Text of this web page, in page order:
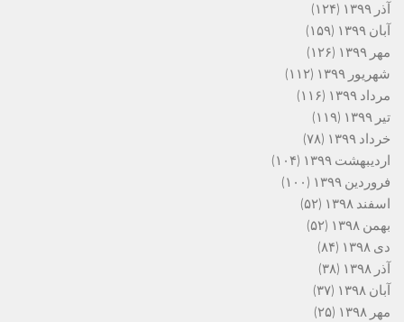
آذر ۱۳۹۹
(۱۲۴)
آبان ۱۳۹۹
(۱۵۹)
مهر ۱۳۹۹
(۱۲۶)
شهریور ۱۳۹۹
(۱۱۲)
مرداد ۱۳۹۹
(۱۱۶)
تیر ۱۳۹۹
(۱۱۹)
خرداد ۱۳۹۹
(۷۸)
اردیبهشت ۱۳۹۹
(۱۰۴)
فروردین ۱۳۹۹
(۱۰۰)
اسفند ۱۳۹۸
(۵۲)
بهمن ۱۳۹۸
(۵۲)
دی ۱۳۹۸
(۸۴)
آذر ۱۳۹۸
(۳۸)
آبان ۱۳۹۸
(۳۷)
مهر ۱۳۹۸
(۲۵)